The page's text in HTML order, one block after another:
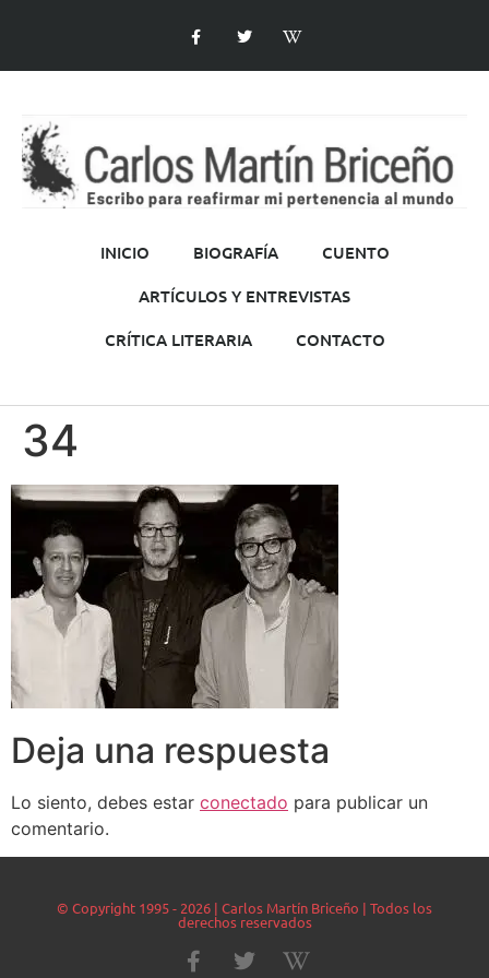
INICIO BIOGRAFÍA
CUENTO
ARTÍCULOS Y ENTREVISTAS
CRÍTICA LITERARIA
CONTACTO
34
Deja una respuesta
Lo siento, debes estar conectado para publicar un
comentario.
© Copyright 1995 - 2026 | Carlos Martín Briceño | Todos los
derechos reservados